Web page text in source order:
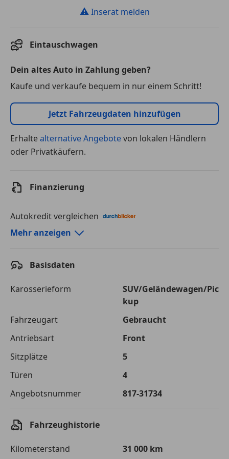
⚠ Inserat melden
Eintauschwagen
Dein altes Auto in Zahlung geben?
Kaufe und verkaufe bequem in nur einem Schritt!
Jetzt Fahrzeugdaten hinzufügen
Erhaltealternative Angebotevon lokalen Händlern
oder Privatkäufern.
Finanzierung
Autokredit vergleichen
Autokredit-Rechner von durchblicker.at
120 Monate
Kreditbetrag
€ 30 000,-
Gesamtbetrag
Einberechnete Gebühren
€ 0,-
Effektivzinsatz
Sollzinssatz
Monatliche Rate € 352,20
Mehr anzeigen
Basisdaten
Karosserieform
SUV/Geländewagen/Pic
kup
Fahrzeugart
Gebraucht
Antriebsart
Front
Sitzplätze
5
Türen
4
Angebotsnummer
817-31734
Fahrzeughistorie
Kilometerstand
31 000 km